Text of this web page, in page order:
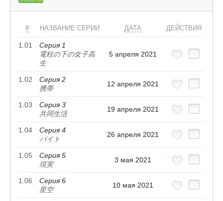
# НАЗВАНИЕ СЕРИИ ДАТА ДЕЙСТВИЯ
1.01
Серия 1
電柱の下の女子高
生
5 апреля 2021
1.02
Серия 2
携帯
12 апреля 2021
1.03
Серия 3
共同生活
19 апреля 2021
1.04
Серия 4
バイト
26 апреля 2021
1.05
Серия 5
現実
3 мая 2021
1.06
Серия 6
星空
10 мая 2021